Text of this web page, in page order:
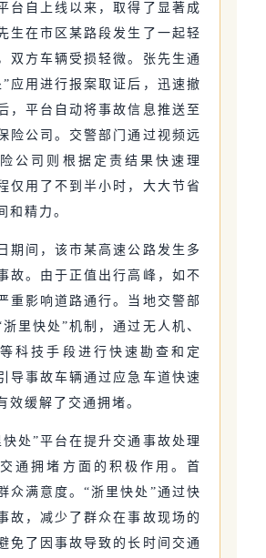
台自上线以来，取得了显著成
生在市区某路段发生了一起轻
双方车辆受损轻微。张先生通
应用进行报案取证后，迅速撤
，平台自动将事故信息推送至
险公司。交警部门通过视频远
公司则根据定责结果快速理
仅用了不到半小时，大大节省
和精力。
期间，该市某高速公路发生多
故。由于正值出行高峰，如不
重影响道路通行。当地交警部
里快处”机制，通过无人机、
科技手段进行快速勘查和定
导事故车辆通过应急车道快速
效缓解了交通拥堵。
快处”平台在提升交通事故处理
通拥堵方面的积极作用。首
众满意度。“浙里快处”通过快
故，减少了群众在事故现场的
免了因事故导致的长时间交通